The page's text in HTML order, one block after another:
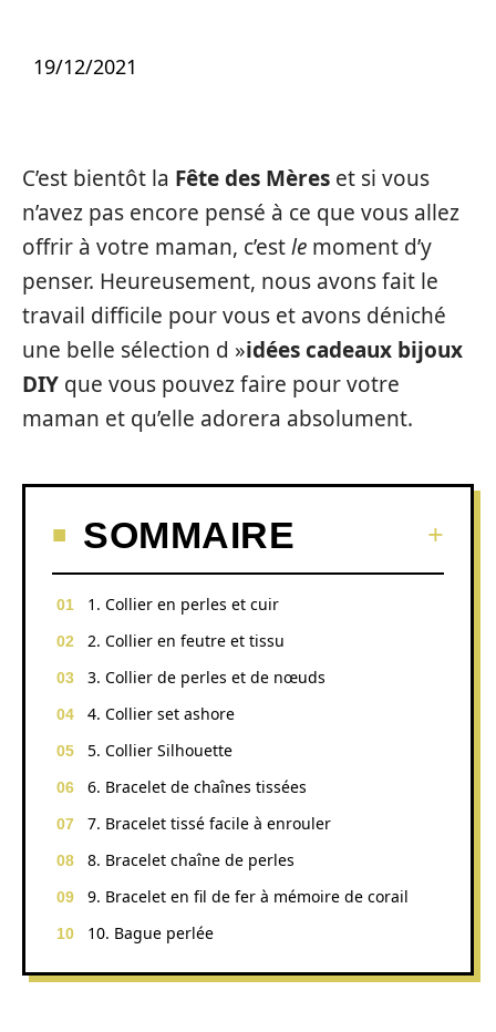
19/12/2021
C’est bientôt la Fête des Mères et si vous
n’avez pas encore pensé à ce que vous allez
offrir à votre maman, c’estle moment d’y
penser. Heureusement, nous avons fait le
travail difficile pour vous et avons déniché
une belle sélection d »idées cadeaux bijoux
DIY que vous pouvez faire pour votre
maman et qu’elle adorera absolument.
SOMMAIRE
1. Collier en perles et cuir
2. Collier en feutre et tissu
3. Collier de perles et de nœuds
4. Collier set ashore
5. Collier Silhouette
6. Bracelet de chaînes tissées
7. Bracelet tissé facile à enrouler
8. Bracelet chaîne de perles
9. Bracelet en fil de fer à mémoire de corail
10. Bague perlée